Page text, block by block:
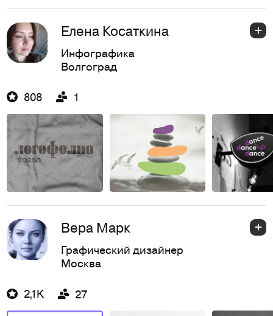
Елена Косаткина
Инфографика
Волгоград
808 1
Вера Марк
Графический дизайнер
Москва
2,1K 27